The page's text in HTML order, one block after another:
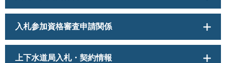
入札参加資格審査申請関係
上下水道局入札・契約情報